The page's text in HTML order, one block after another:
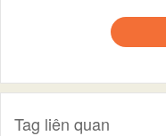
Tag liên quan